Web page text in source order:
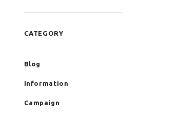
CATEGORY
Blog
Information
Campaign